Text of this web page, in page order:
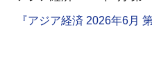
『アジア経済 2026年6月